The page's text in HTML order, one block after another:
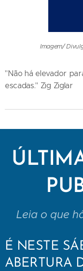
Imagem/
"Não há elevador
escadas." Zig Ziglar
Leia o que
É NESTE
ABERTURA